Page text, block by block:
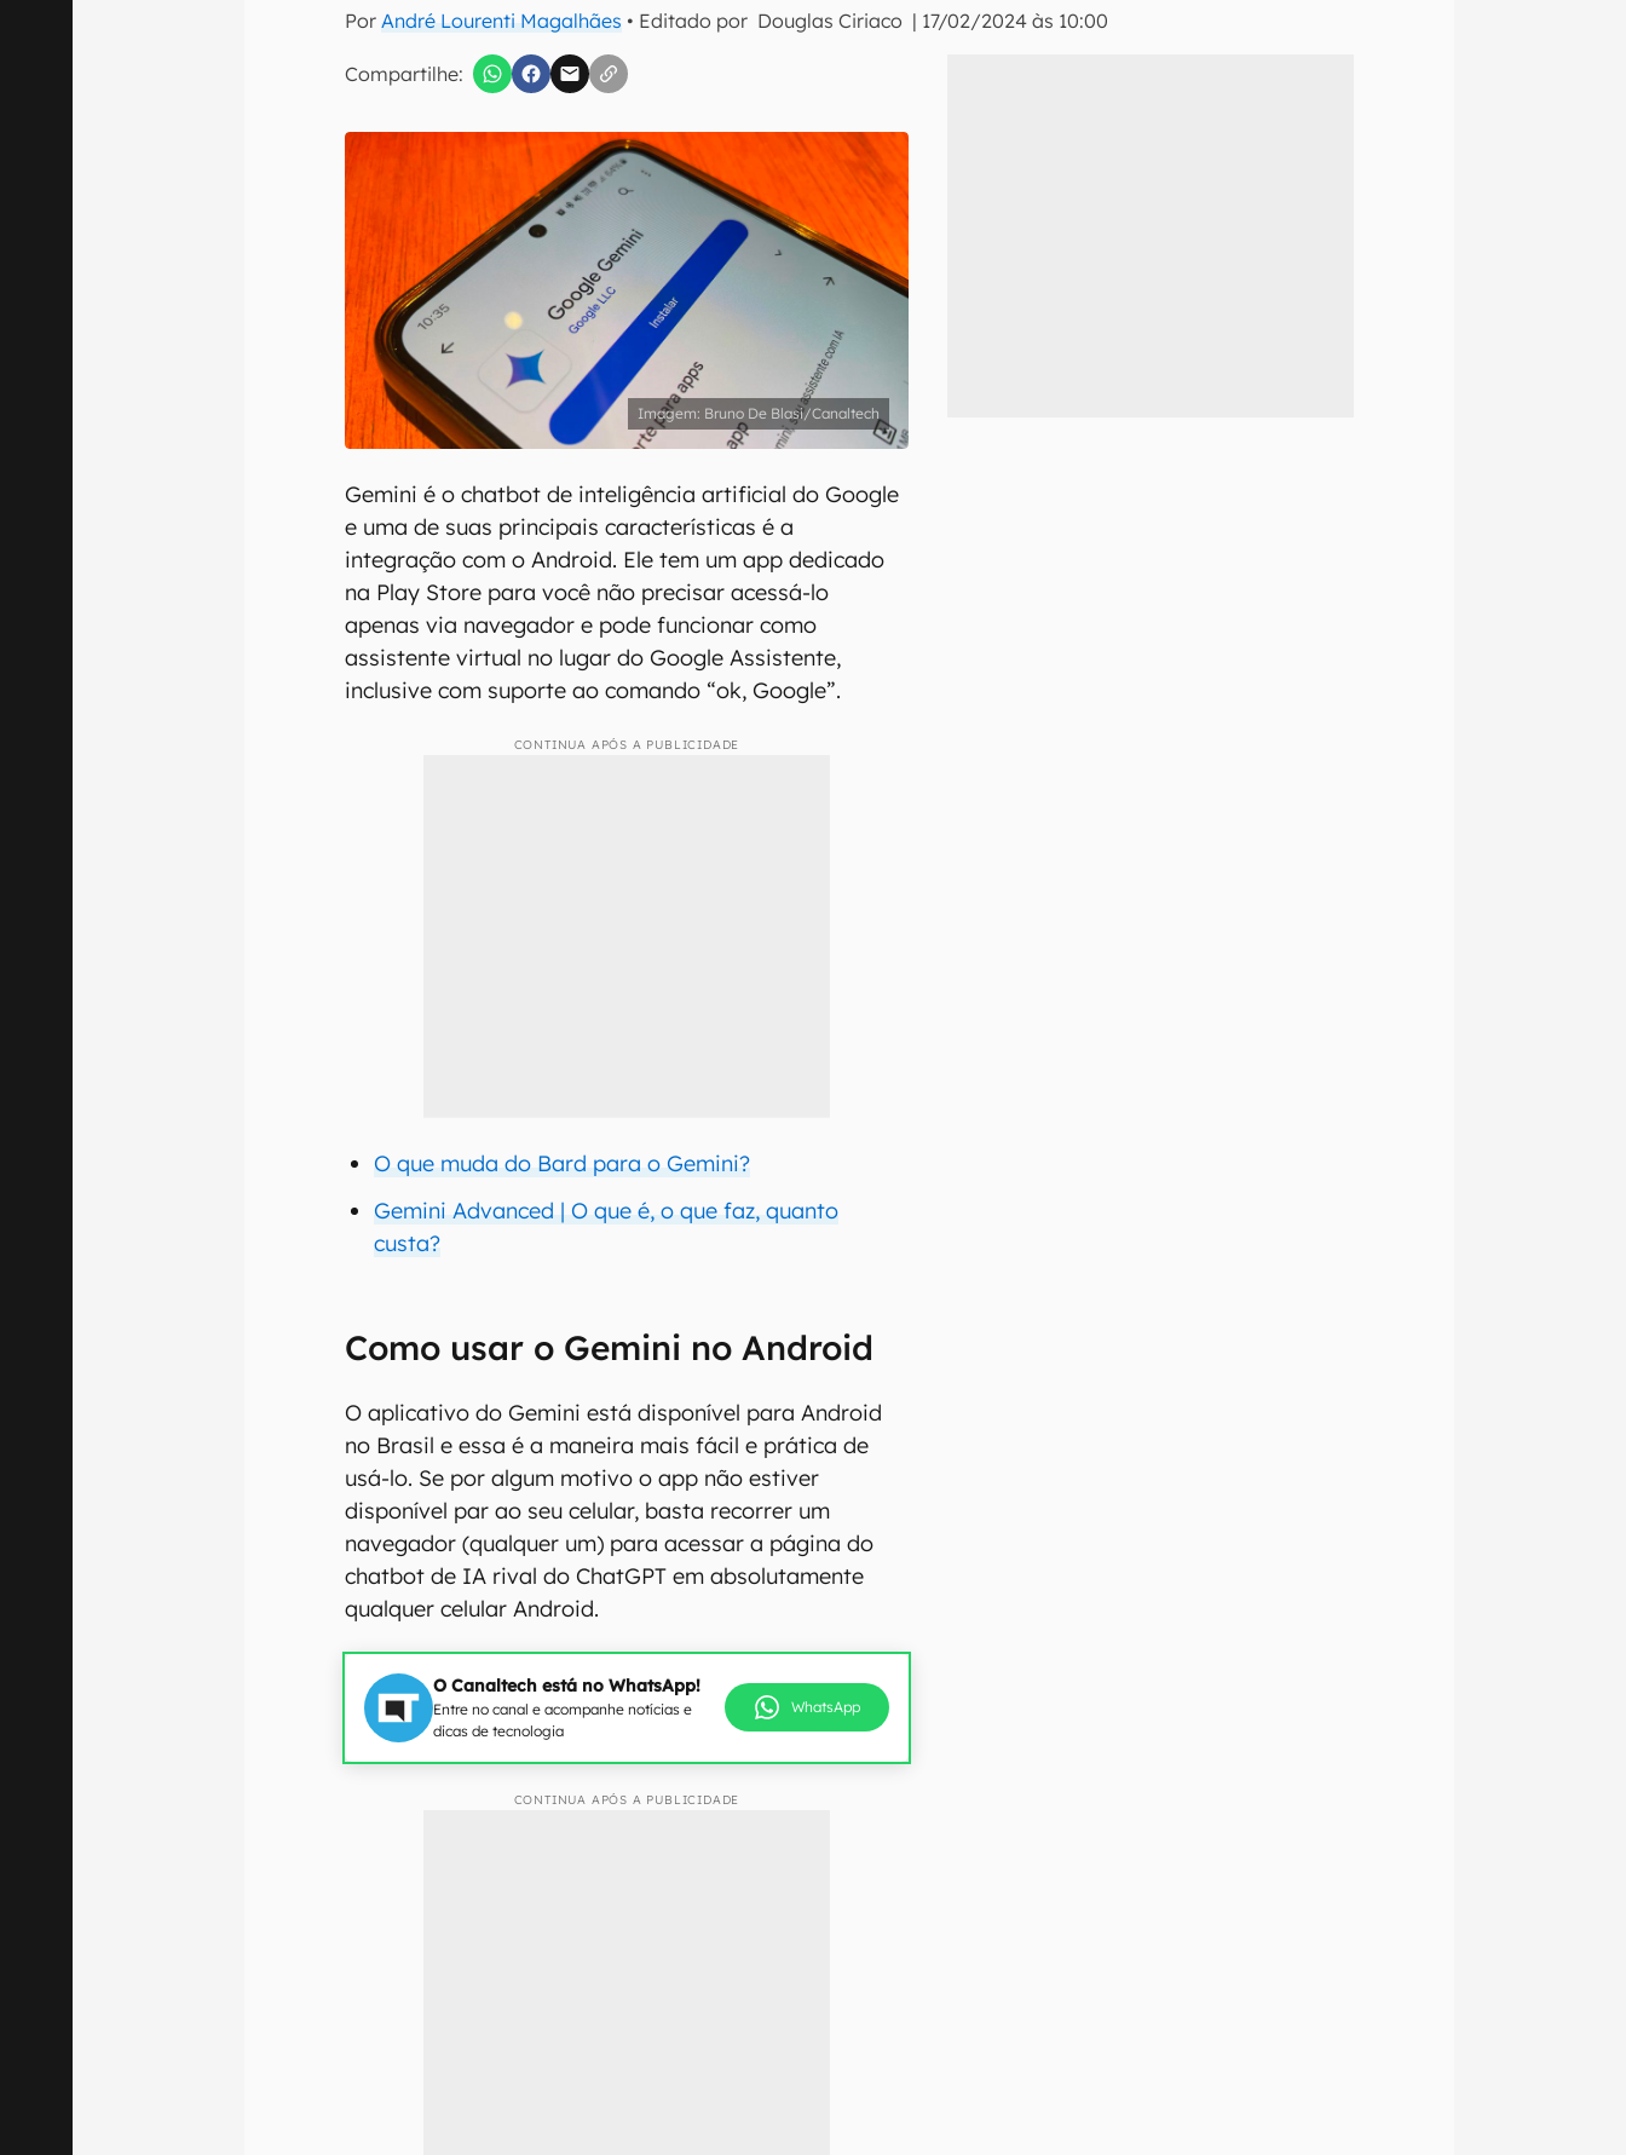
PorAndré Lourenti Magalhães • Editado por Douglas Ciriaco | 17/02/2024 às 10:00
Compartilhe:
Confirmo que li, aceito e concordo com os Termos de Uso e Política de Privacidade do Canaltech.
Bruno De Blasi/Canaltech
Gemini é o chatbot de inteligência artificial do Google
e uma de suas principais características é a
integração com o Android. Ele tem um app dedicado
na Play Store para você não precisar acessá-lo
apenas via navegador e pode funcionar como
assistente virtual no lugar do Google Assistente,
inclusive com suporte ao comando “ok, Google”.
CONTINUA APÓS A PUBLICIDADE
O que muda do Bard para o Gemini?
Gemini Advanced | O que é, o que faz, quanto
custa?
Como usar o Gemini no Android
O aplicativo do Gemini está disponível para Android
no Brasil e essa é a maneira mais fácil e prática de
usá-lo. Se por algum motivo o app não estiver
disponível par ao seu celular, basta recorrer um
navegador (qualquer um) para acessar a página do
chatbot de IA rival do ChatGPT em absolutamente
qualquer celular Android.
O Canaltech está no WhatsApp!
Entre no canal e acompanhe notícias e
dicas de tecnologia
WhatsApp
CONTINUA APÓS A PUBLICIDADE